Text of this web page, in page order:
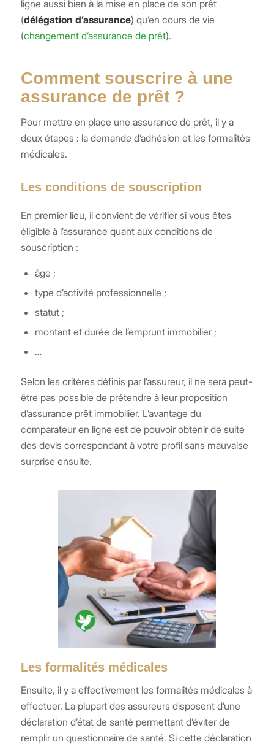
ligne aussi bien à la mise en place de son prêt
(délégation d’assurance) qu’en cours de vie
(changement d’assurance de prêt).
Comment souscrire à une
assurance de prêt ?
Pour mettre en place une assurance de prêt, il y a
deux étapes : la demande d’adhésion et les formalités
médicales.
Les conditions de souscription
En premier lieu, il convient de vérifier si vous êtes
éligible à l’assurance quant aux conditions de
souscription :
âge ;
type d’activité professionnelle ;
statut ;
montant et durée de l’emprunt immobilier ;
…
Selon les critères définis par l’assureur, il ne sera peut-
être pas possible de prétendre à leur proposition
d’assurance prêt immobilier. L’avantage du
comparateur en ligne est de pouvoir obtenir de suite
des devis correspondant à votre profil sans mauvaise
surprise ensuite.
Les formalités médicales
Ensuite, il y a effectivement les formalités médicales à
effectuer. La plupart des assureurs disposent d’une
déclaration d’état de santé permettant d’éviter de
remplir un questionnaire de santé. Si cette déclaration